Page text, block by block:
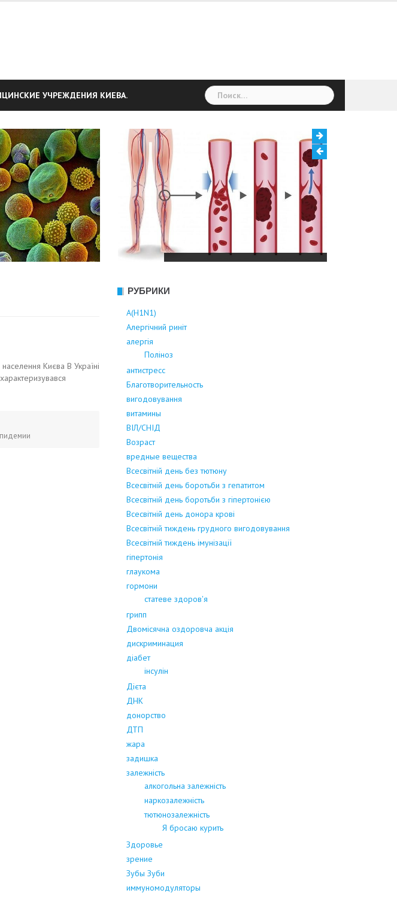
УЧРЕЖДЕНИЯ КИЕВА. Найти:
Тромбоз
Києва В Україні
РУБРИКИ
А(Н1N1)
Алергічний риніт
алергія
Поліноз
антистресс
Благотворительность
вигодовування
витамины
ВІЛ/СНІД
Возраст
вредные вещества
Всесвітній день без тютюну
Всесвітній день боротьби з гепатитом
Всесвітній день боротьби з гіпертонією
Всесвітній день донора крові
Всесвітній тиждень грудного вигодовування
Всесвітній тиждень імунізації
гіпертонія
глаукома
гормони
статеве здоров'я
грипп
Двомісячна оздоровча акція
дискриминация
діабет
інсулін
Дієта
ДНК
донорство
ДТП
жара
задишка
залежність
алкогольна залежність
наркозалежність
тютюнозалежність
Я бросаю курить
Здоровье
зрение
Зубы Зуби
иммуномодуляторы